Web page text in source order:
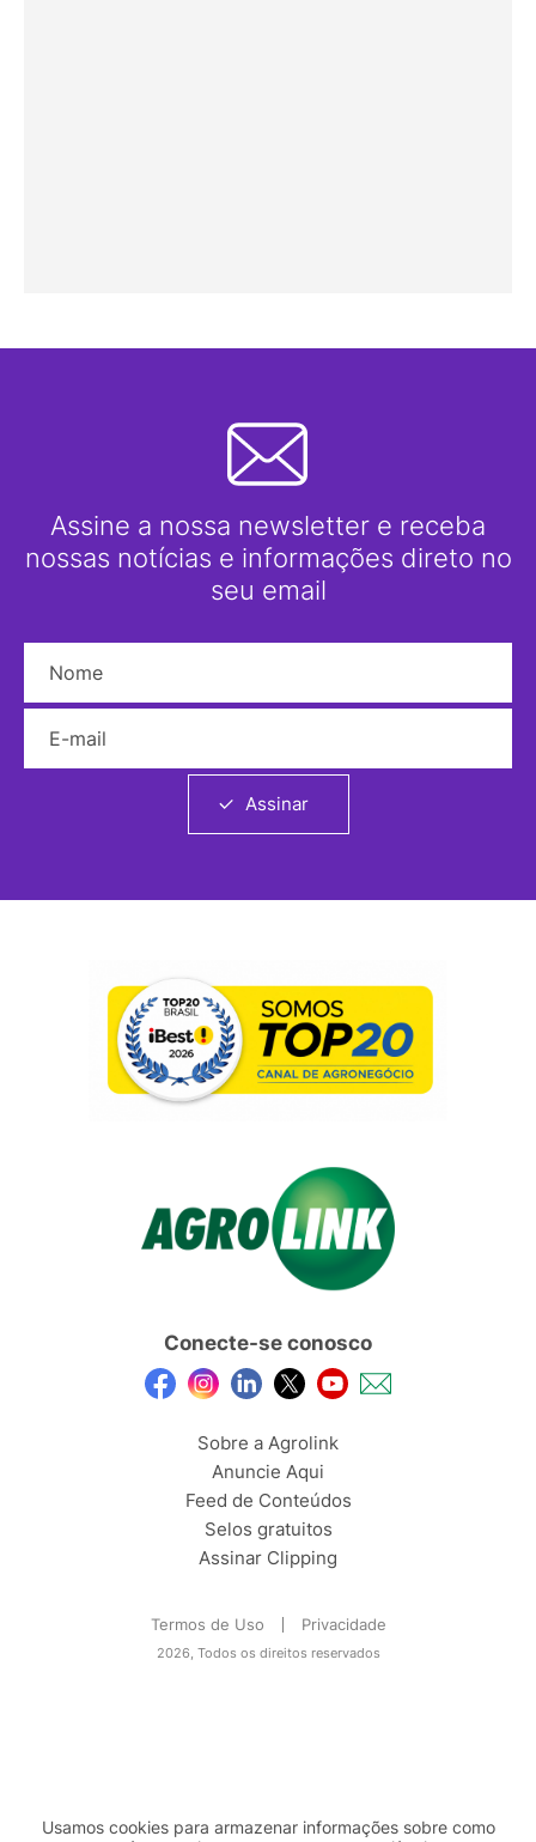
Assine a nossa newsletter e receba
nossas notícias e informações direto no
seu email
Assinar
Conecte-se conosco
Sobre a Agrolink
Anuncie Aqui
Feed de Conteúdos
Selos gratuitos
Assinar Clipping
Termos de Uso Privacidade
2026, Todos os direitos reservados
Usamos cookies para armazenar informações sobre como